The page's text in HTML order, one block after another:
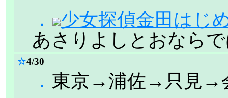
．
少女探偵金田はじ
あさりよしとおなら
☆4/30
． 東京→浦佐→只見→